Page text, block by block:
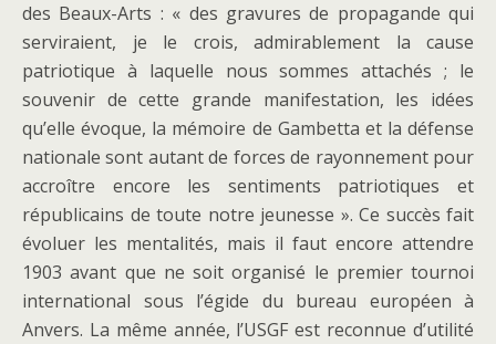
des Beaux-Arts : « des gravures de propagande qui
serviraient, je le crois, admirablement la cause
patriotique à laquelle nous sommes attachés ; le
souvenir de cette grande manifestation, les idées
qu’elle évoque, la mémoire de Gambetta et la défense
nationale sont autant de forces de rayonnement pour
accroître encore les sentiments patriotiques et
républicains de toute notre jeunesse ». Ce succès fait
évoluer les mentalités, mais il faut encore attendre
1903 avant que ne soit organisé le premier tournoi
international sous l’égide du bureau européen à
Anvers. La même année, l’USGF est reconnue d’utilité